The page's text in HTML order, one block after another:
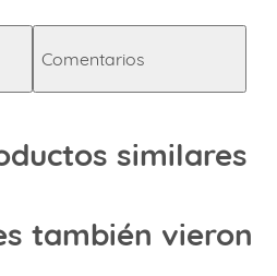
Comentarios
similares
también vieron